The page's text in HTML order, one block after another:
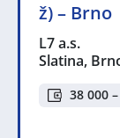
ž) – Brno
L7 a.s.
Slatina,
38 000